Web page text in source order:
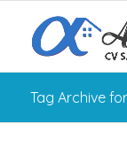
Tag Archive